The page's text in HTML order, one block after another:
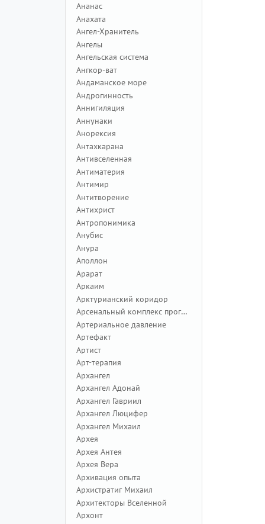
Ананас
Анахата
Ангел-Хранитель
Ангелы
Ангельская система
Ангкор-ват
Андаманское море
Андрогинность
Аннигиляция
Аннунаки
Анорексия
Антахкарана
Антивселенная
Антиматерия
Антимир
Антитворение
Антихрист
Антропонимика
Анубис
Анура
Аполлон
Арарат
Аркаим
Арктурианский коридор
Арсенальный комплекс программ
Артериальное давление
Артефакт
Артист
Арт-терапия
Архангел
Архангел Адонай
Архангел Гавриил
Архангел Люцифер
Архангел Михаил
Архея
Архея Антея
Архея Вера
Архивация опыта
Архистратиг Михаил
Архитекторы Вселенной
Архонт